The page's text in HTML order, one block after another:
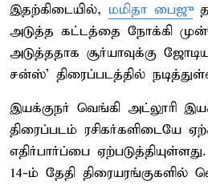
இதற்கிடையில், மமிதா பைஜு
அடுத்த கட்டத்தை நோக்கி
அடுத்ததாக சூர்யாவுக்கு
சன்ஸ்' திரைப்படத்தில்
இயக்குநர் வெங்கி அட்லூரி
திரைப்படம் ரசிகர்களிடையே
எதிர்பார்ப்பை
14-ம் தேதி திரையரங்குகளில்